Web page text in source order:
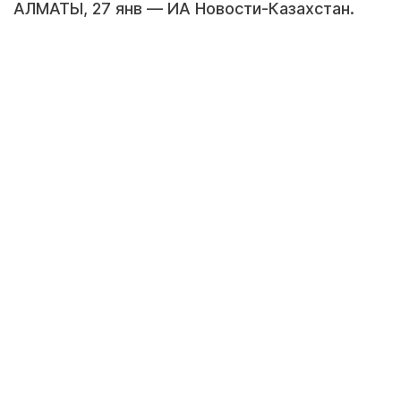
АЛМАТЫ, 27 янв — ИА Новости-Казахстан.